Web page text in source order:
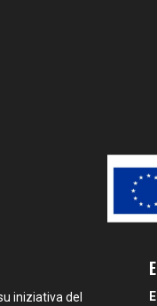
iniziativa del